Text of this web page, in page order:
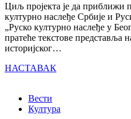
Циљ пројекта је да приближи
културно наслеђе Србије и
„Руско културно наслеђе у
пратеће текстове представља
историјског…
НАСТАВАК
Вести
Култура